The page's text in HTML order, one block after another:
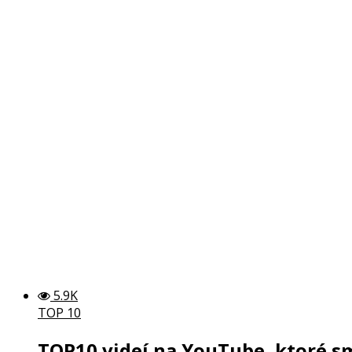
5.9K
TOP 10